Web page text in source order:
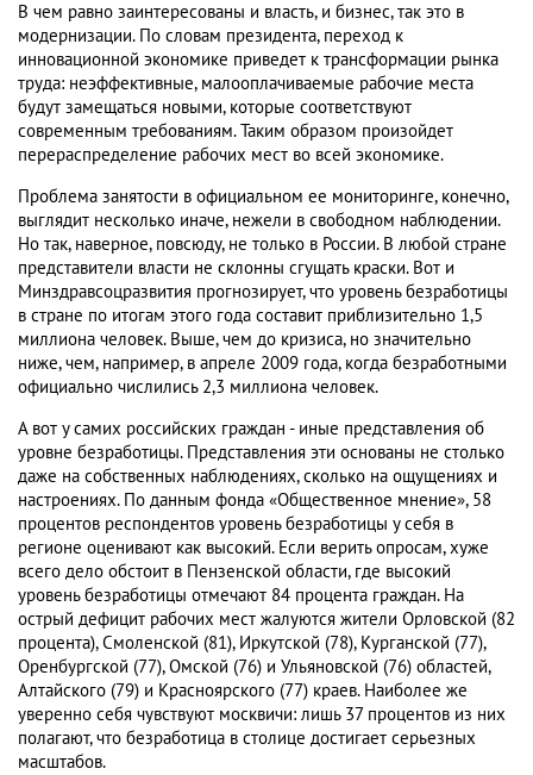
В чем равно заинтересованы и власть, и бизнес, так это в
модернизации. По словам президента, переход к
инновационной экономике приведет к трансформации рынка
труда: неэффективные, малооплачиваемые рабочие места
будут замещаться новыми, которые соответствуют
современным требованиям. Таким образом произойдет
перераспределение рабочих мест во всей экономике.
Проблема занятости в официальном ее мониторинге, конечно,
выглядит несколько иначе, нежели в свободном наблюдении.
Но так, наверное, повсюду, не только в России. В любой стране
представители власти не склонны сгущать краски. Вот и
Минздравсоцразвития прогнозирует, что уровень безработицы
в стране по итогам этого года составит приблизительно 1,5
миллиона человек. Выше, чем до кризиса, но значительно
ниже, чем, например, в апреле 2009 года, когда безработными
официально числились 2,3 миллиона человек.
А вот у самих российских граждан - иные представления об
уровне безработицы. Представления эти основаны не столько
даже на собственных наблюдениях, сколько на ощущениях и
настроениях. По данным фонда «Общественное мнение», 58
процентов респондентов уровень безработицы у себя в
регионе оценивают как высокий. Если верить опросам, хуже
всего дело обстоит в Пензенской области, где высокий
уровень безработицы отмечают 84 процента граждан. На
острый дефицит рабочих мест жалуются жители Орловской (82
процента), Смоленской (81), Иркутской (78), Курганской (77),
Оренбургской (77), Омской (76) и Ульяновской (76) областей,
Алтайского (79) и Красноярского (77) краев. Наиболее же
уверенно себя чувствуют москвичи: лишь 37 процентов из них
полагают, что безработица в столице достигает серьезных
масштабов.